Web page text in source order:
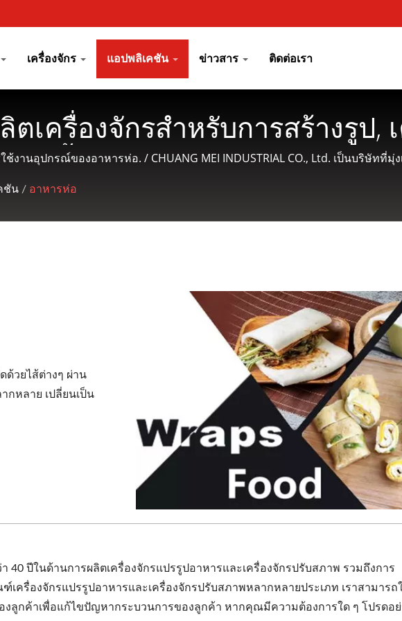
เครื่องจักร แอปพลิเคชัน ข่าวสาร ติดต่อเรา
เครื่องจักรสำหรับการสร้างรูป,
ปี ตั้งแต่ปี 1977 | CHUANG
งานอุปกรณ์ของอาหารห่อ. / CHUANG MEI INDUSTRIAL CO., Ltd. เป็นบริษัทที่มุ่
ชัน / อาหารห่อ
ด้วยไส้ต่างๆ ผ่าน
กหลาย เปลี่ยนเป็น
40 ปีในด้านการผลิตเครื่องจักรแปรรูปอาหารและเครื่องจักรปรับสภาพ รวมถึงการ
ครื่องจักรแปรรูปอาหารและเครื่องจักรปรับสภาพหลากหลายประเภท เราสามารถ
ลูกค้าเพื่อแก้ไขปัญหากระบวนการของลูกค้า หากคุณมีความต้องการใด ๆ โปรดอย่